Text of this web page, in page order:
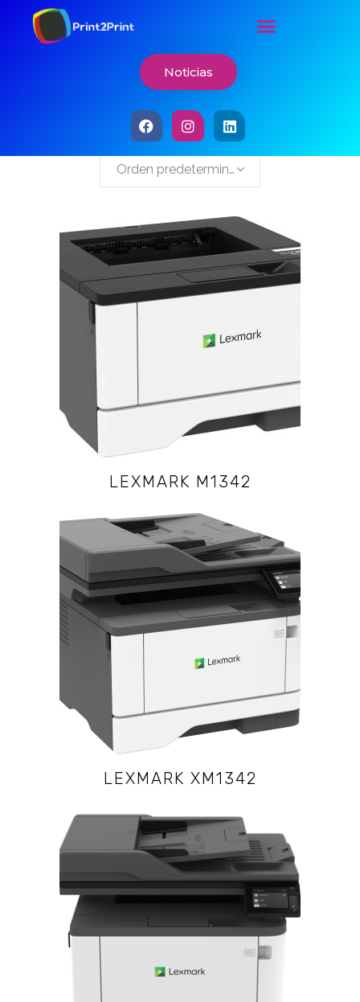
Noticias
Mostrando el único resultado
Orden predeterminado
LEXMARK M1342
LEXMARK XM1342